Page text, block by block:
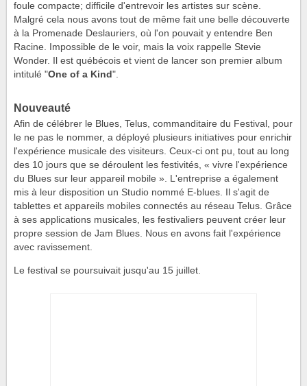
foule compacte; difficile d'entrevoir les artistes sur scène.
Malgré cela nous avons tout de même fait une belle découverte
à la Promenade Deslauriers, où l'on pouvait y entendre Ben
Racine. Impossible de le voir, mais la voix rappelle Stevie
Wonder. Il est québécois et vient de lancer son premier album
intitulé "One of a Kind".
Nouveauté
Afin de célébrer le Blues, Telus, commanditaire du Festival, pour
le ne pas le nommer, a déployé plusieurs initiatives pour enrichir
l'expérience musicale des visiteurs. Ceux-ci ont pu, tout au long
des 10 jours que se déroulent les festivités, « vivre l'expérience
du Blues sur leur appareil mobile ». L'entreprise a également
mis à leur disposition un Studio nommé E-blues. Il s'agit de
tablettes et appareils mobiles connectés au réseau Telus. Grâce
à ses applications musicales, les festivaliers peuvent créer leur
propre session de Jam Blues. Nous en avons fait l'expérience
avec ravissement.
Le festival se poursuivait jusqu'au 15 juillet.